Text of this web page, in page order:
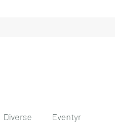
Diverse Eventyr